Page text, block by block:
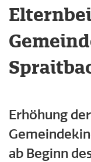
Erhöhung
ab Beginn